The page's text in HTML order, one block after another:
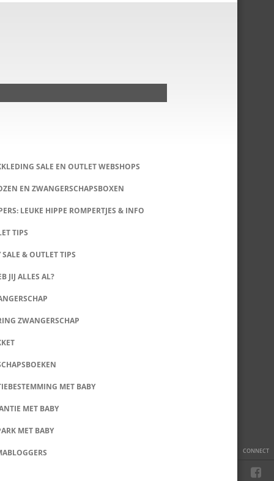
CONNECT
SALE EN OUTLET WEBSHOPS
EN ZWANGERSCHAPSBOXEN
LEUKE HIPPE ROMPERTJES & INFO
TIPS
SALE & OUTLET TIPS
JIJ ALLES AL?
ZWANGERSCHAP
MET BABY
MET BABY
MET BABY